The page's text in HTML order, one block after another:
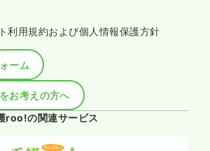
利用規約および個人情報保護方針
ーム
お考えの方へ
roo!の関連サービス